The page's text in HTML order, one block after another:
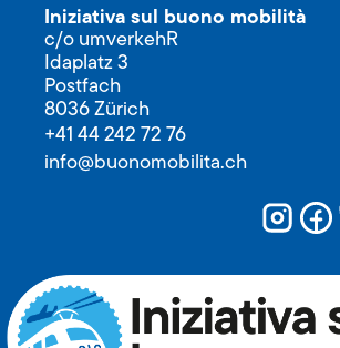
Iniziativa sul buono mobilità
c/o umverkehR
Idaplatz 3
Postfach
8036 Zürich
+41 44 242 72 76
info@buonomobilita.ch